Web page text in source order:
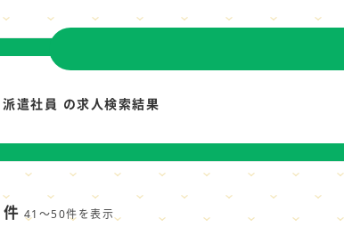
派遣社員 の求人検索結果
件 41～50件を表示